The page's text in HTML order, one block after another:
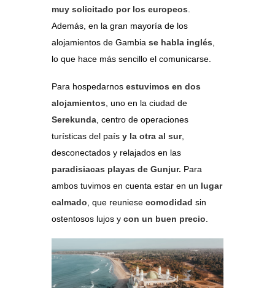
muy solicitado por los europeos
Además, en la gran mayoría de los
alojamientos de Gambia se habla inglés
lo que hace más sencillo el comunicarse.
Para hospedarnos estuvimos en dos
alojamientos , uno en la ciudad de
Serekunda , centro de operaciones
turísticas del país y la otra al sur,
desconectados y relajados en las
paradisiacas playas de Gunjur. Para
ambos tuvimos en cuenta estar en un lugar
calmado , que reuniese comodidad sin
ostentosos lujos y con un buen precio